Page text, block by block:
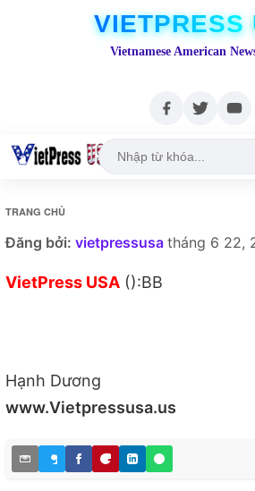
VIETPRESS
Vietnamese American
TRANG CHỦ
Đăng bởi: vietpressusa tháng 6 22,
VietPress USA ():BB
Hạnh Dương
www.Vietpressusa.us